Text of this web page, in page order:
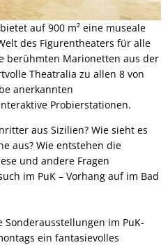
auf 900 m² eine museale
des Figurentheaters für alle
berühmten Marionetten aus der
Theatralia zu allen 8 von
anerkannten
Probierstationen.
aus Sizilien? Wie sieht es
aus? Wie entstehen die
und andere Fragen
im PuK – Vorhang auf im Bad
im PuK-
ein fantasievolles